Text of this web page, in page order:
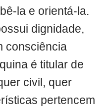
la e orientá-la.
dignidade,
consciência
é titular de
civil, quer
pertencem